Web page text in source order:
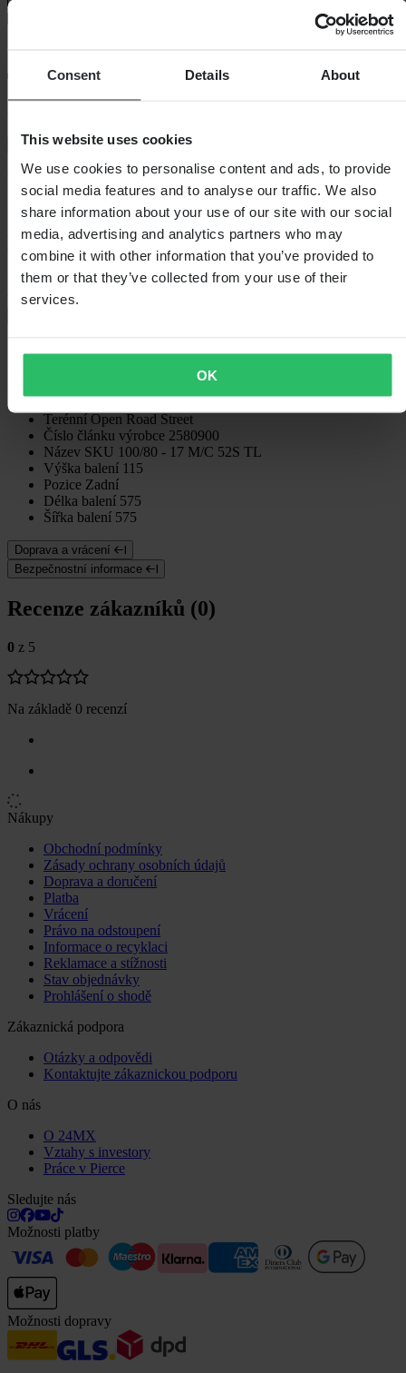
Consent Details About
This website uses cookies
We use cookies to personalise content and ads, to provide
social media features and to analyse our traffic. We also
share information about your use of our site with our social
media, advertising and analytics partners who may
combine it with other information that you’ve provided to
them or that they’ve collected from your use of their
services.
OK
Zobrazit podmínky vrácení
Popis
Pirelli Angel ™ City je pneumatika pro menší motocykly, která
získala svůj vzor od velmi populárního vítěze různých testů Angel™
GT a jedná se o opravdu dobrý produkt!
Pneumatika poskytuje velmi dobrou přilnavost na suché i mokré
vozovce a má spoustu jemných vlastností pro
Specifikace
Terénní Open Road Street
Číslo článku výrobce 2580900
Název SKU 100/80 - 17 M/C 52S TL
Výška balení 115
Pozice Zadní
Délka balení 575
Šířka balení 575
Doprava a vrácení
Bezpečnostní informace
Recenze zákazníků (0)
0 z 5
Na základě 0 recenzí
Nákupy
Obchodní podmínky
Zásady ochrany osobních údajů
Doprava a doručení
Platba
Vrácení
Právo na odstoupení
Informace o recyklaci
Reklamace a stížnosti
Stav objednávky
Prohlášení o shodě
Zákaznická podpora
Otázky a odpovědi
Kontaktujte zákaznickou podporu
O nás
O 24MX
Vztahy s investory
Práce v Pierce
Sledujte nás
Možnosti platby
Možnosti dopravy